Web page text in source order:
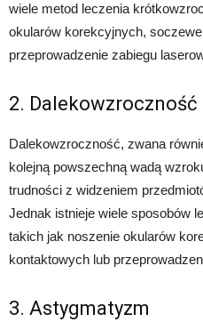
wiele metod leczenia
okularów korekcyjnych,
przeprowadzenie zabiegu
2. Dalekowzroczność
Dalekowzroczność, zwana
kolejną powszechną wadą
trudności z widzeniem
Jednak istnieje wiele sposobów
takich jak noszenie okularów
kontaktowych lub
3. Astygmatyzm